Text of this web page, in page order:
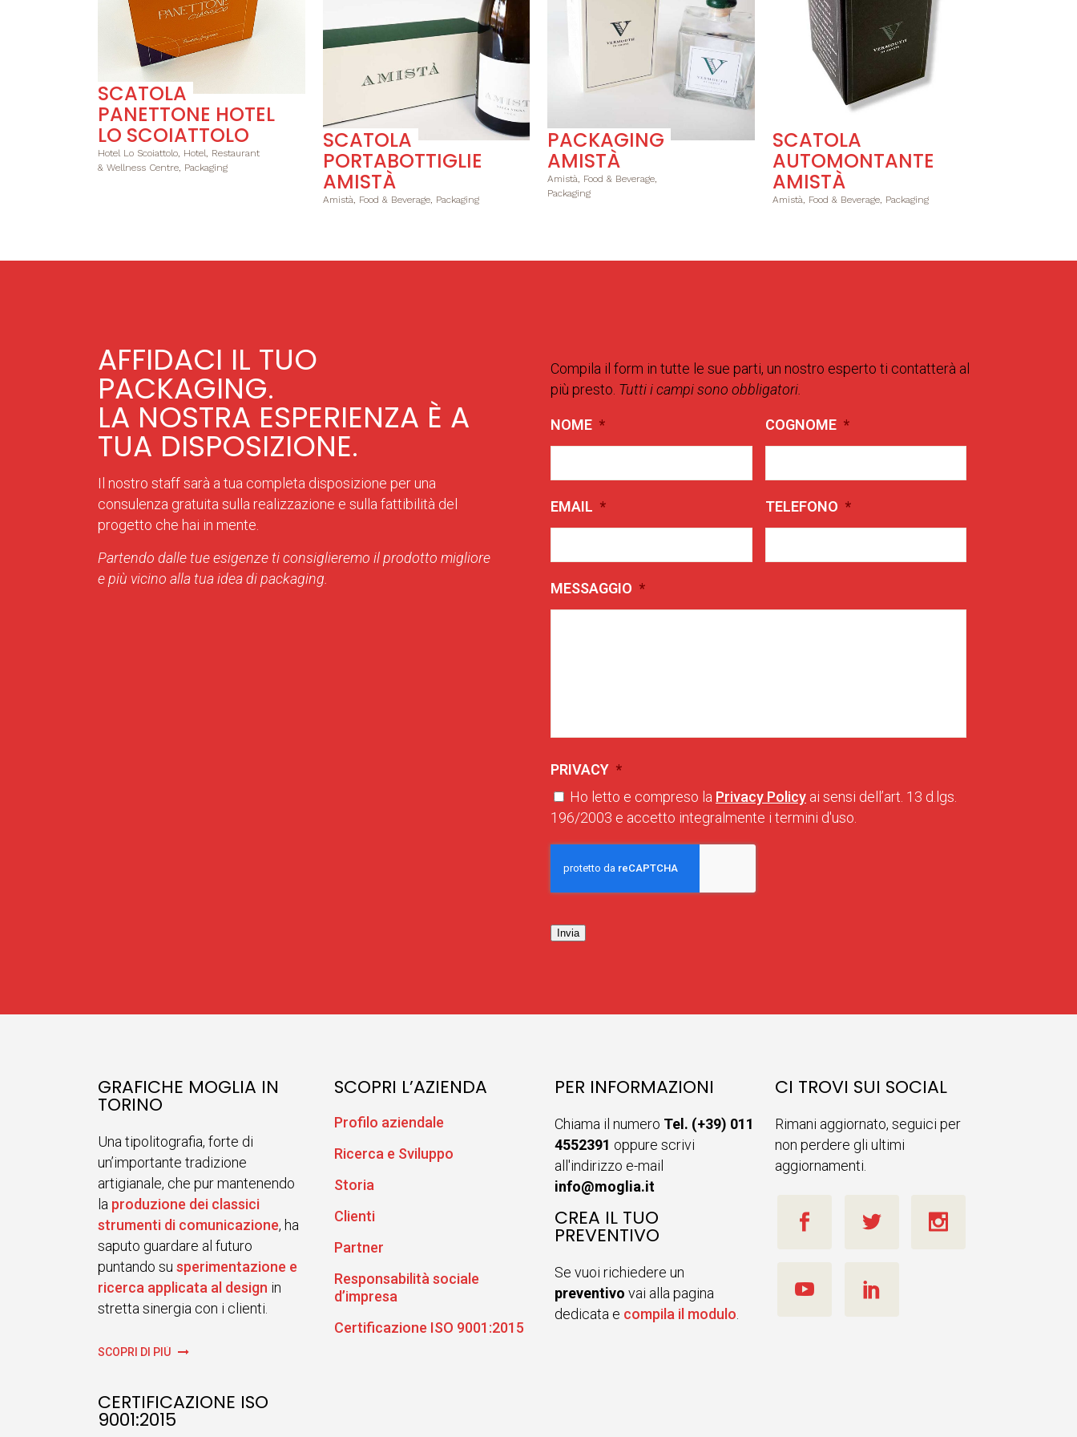
SCATOLA
PANETTONE HOTEL
LO SCOIATTOLO
Hotel Lo Scoiattolo, Hotel, Restaurant
& Wellness Centre, Packaging
SCATOLA
PORTABOTTIGLIE
AMISTÀ
Amistà, Food & Beverage, Packaging
PACKAGING
AMISTÀ
Amistà, Food & Beverage,
Packaging
SCATOLA
AUTOMONTANTE
AMISTÀ
Amistà, Food & Beverage, Packaging
AFFIDACI IL TUO
PACKAGING.
LA NOSTRA ESPERIENZA È A
TUA DISPOSIZIONE.
Il nostro staff sarà a tua completa disposizione per una
consulenza gratuita sulla realizzazione e sulla fattibilità del
progetto che hai in mente.
Partendo dalle tue esigenze ti consiglieremo il prodotto migliore
e più vicino alla tua idea di packaging.
Compila il form in tutte le sue parti, un nostro esperto ti contatterà al
più presto. Tutti i campi sono obbligatori.
NOME * COGNOME *
EMAIL * TELEFONO *
MESSAGGIO *
PRIVACY *
Ho letto e compreso la Privacy Policy ai sensi dell’art. 13 d.lgs.
196/2003 e accetto integralmente i termini d'uso.
Invia
GRAFICHE MOGLIA IN
TORINO
Una tipolitografia, forte di
un’importante tradizione
artigianale, che pur mantenendo
la produzione dei classici
strumenti di comunicazione, ha
saputo guardare al futuro
puntando su sperimentazione e
ricerca applicata al design in
stretta sinergia con i clienti.
SCOPRI DI PIÙ
CERTIFICAZIONE ISO
9001:2015
SCOPRI L’AZIENDA
Profilo aziendale
Ricerca e Sviluppo
Storia
Clienti
Partner
Responsabilità sociale
d’impresa
Certificazione ISO 9001:2015
PER INFORMAZIONI
Chiama il numero Tel. (+39) 011
4552391 oppure scrivi
all'indirizzo e-mail
info@moglia.it
CREA IL TUO
PREVENTIVO
Se vuoi richiedere un
preventivo vai alla pagina
dedicata e compila il modulo.
CI TROVI SUI SOCIAL
Rimani aggiornato, seguici per
non perdere gli ultimi
aggiornamenti.